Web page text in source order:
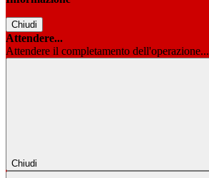
Chiudi
Attendere...
Attendere il completamento dell'operazione...
Chiudi